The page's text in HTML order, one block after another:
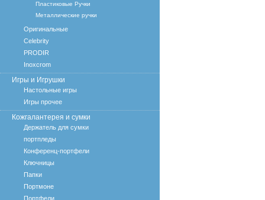
Пластиковые Ручки
Металлические ручки
Оригинальные
Celebrity
PRODIR
Inoxcrom
Игры и Игрушки
Настольные игры
Игры прочее
Кожгалантерея и сумки
Держатель для сумки
портпледы
Конференц-портфели
Ключницы
Папки
Портмоне
Портфели